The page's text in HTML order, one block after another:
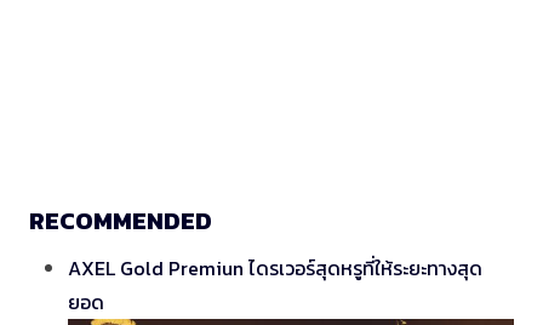
RECOMMENDED
AXEL Gold Premiun ไดรเวอร์สุดหรูที่ให้ระยะทางสุด
ยอด